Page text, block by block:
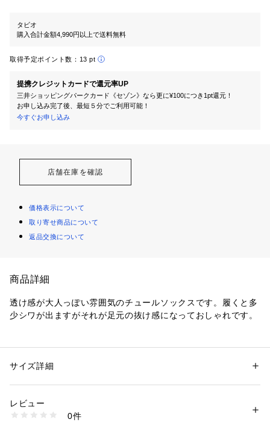
タビオ
購入合計金額4,990円以上で送料無料
取得予定ポイント数： 13 pt
提携クレジットカードで還元率UP
三井ショッピングパークカード《セゾン》なら更に¥100につき1pt還元！
お申し込み完了後、最短５分でご利用可能！
今すぐお申し込み
店舗在庫を確認
価格表示について
取り寄せ商品について
返品交換について
商品詳細
透け感が大人っぽい雰囲気のチュールソックスです。履くと多
少シワが出ますがそれが足元の抜け感になっておしゃれです。
カテゴリー：
生産国：日本
021140568 （ショップ）
サイズ詳細
レビュー
0件